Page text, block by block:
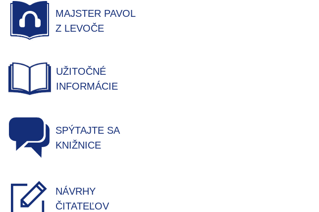
MAJSTER PAVOL
Z LEVOČE
UŽITOČNÉ
INFORMÁCIE
SPÝTAJTE SA
KNIŽNICE
NÁVRHY
ČITATEĽOV